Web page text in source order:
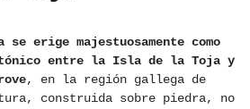
erige majestuosamente como
entre la Isla de la Toja y
, en la región gallega de
construida sobre piedra, no